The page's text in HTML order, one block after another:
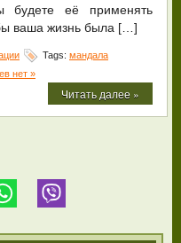
будете её применять
ваша жизнь была […]
Tags: мандала
нет »
Читать далее »